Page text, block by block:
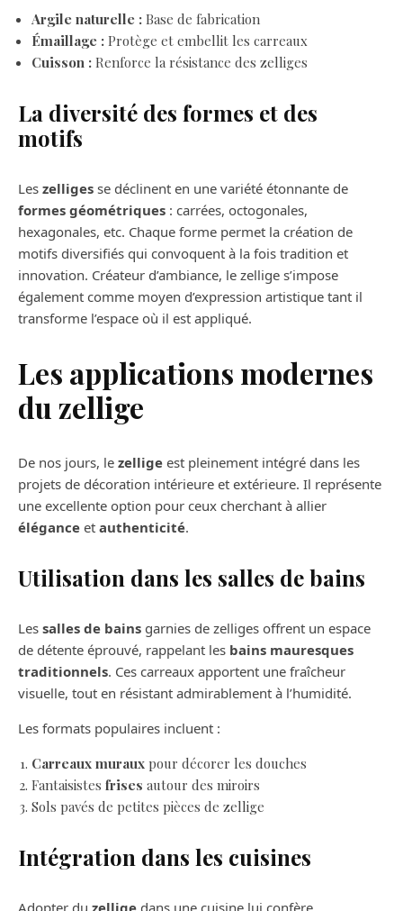
Argile naturelle : Base de fabrication
Émaillage : Protège et embellit les carreaux
Cuisson : Renforce la résistance des zelliges
La diversité des formes et des
motifs
Les zelliges se déclinent en une variété étonnante de
formes géométriques : carrées, octogonales,
hexagonales, etc. Chaque forme permet la création de
motifs diversifiés qui convoquent à la fois tradition et
innovation. Créateur d’ambiance, le zellige s’impose
également comme moyen d’expression artistique tant il
transforme l’espace où il est appliqué.
Les applications modernes
du zellige
De nos jours, le zellige est pleinement intégré dans les
projets de décoration intérieure et extérieure. Il représente
une excellente option pour ceux cherchant à allier
élégance et authenticité.
Utilisation dans les salles de bains
Les salles de bains garnies de zelliges offrent un espace
de détente éprouvé, rappelant les bains mauresques
traditionnels. Ces carreaux apportent une fraîcheur
visuelle, tout en résistant admirablement à l’humidité.
Les formats populaires incluent :
Carreaux muraux pour décorer les douches
Fantaisistes frises autour des miroirs
Sols pavés de petites pièces de zellige
Intégration dans les cuisines